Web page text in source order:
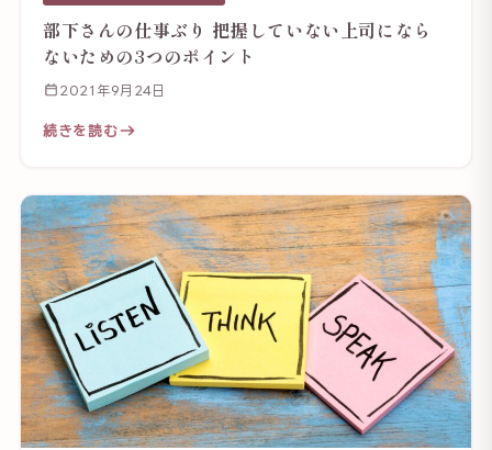
部下さんの仕事ぶり 把握していない上司になら
ないための3つのポイント
2021年9月24日
続きを読む